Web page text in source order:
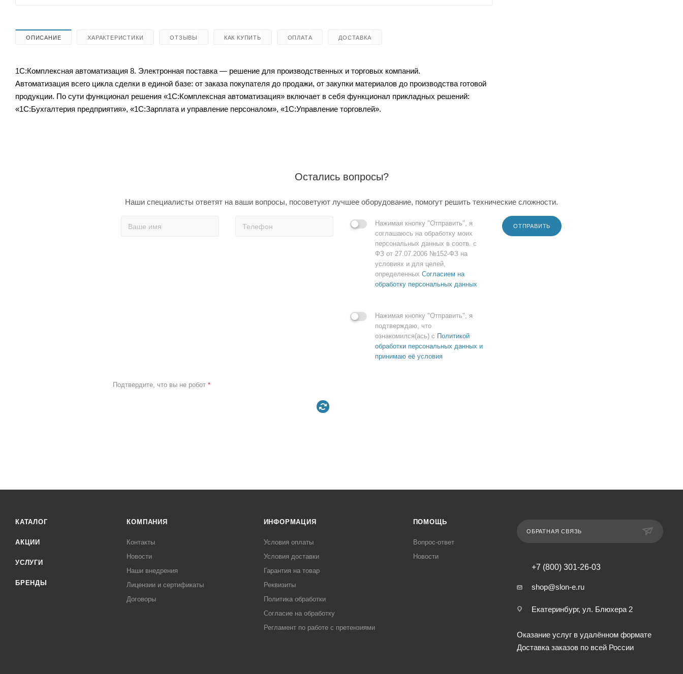
ОПИСАНИЕ ХАРАКТЕРИСТИКИ ОТЗЫВЫ КАК КУПИТЬ ОПЛАТА ДОСТАВКА
1С:Комплексная автоматизация 8. Электронная поставка — решение для производственных и торговых компаний.
Автоматизация всего цикла сделки в единой базе: от заказа покупателя до продажи, от закупки материалов до производства готовой
продукции. По сути функционал решения «1С:Комплексная автоматизация» включает в себя функционал прикладных решений:
«1С:Бухгалтерия предприятия», «1С:Зарплата и управление персоналом», «1С:Управление торговлей».
Остались вопросы?
Наши специалисты ответят на ваши вопросы, посоветуют лучшее оборудование, помогут решить технические сложности.
Нажимая кнопку "Отправить", я
соглашаюсь на обработку моих
персональных данных в соотв. с
ФЗ от 27.07.2006 №152-ФЗ на
условиях и для целей,
определенных Согласием на
обработку персональных данных
Нажимая кнопку "Отправить", я
подтверждаю, что
ознакомился(ась) с Политикой
обработки персональных данных и
принимаю её условия
ОТПРАВИТЬ
Подтвердите, что вы не робот *
КАТАЛОГ
АКЦИИ
УСЛУГИ
БРЕНДЫ
КОМПАНИЯ
Контакты
Новости
Наши внедрения
Лицензии и сертификаты
Договоры
ИНФОРМАЦИЯ
Условия оплаты
Условия доставки
Гарантия на товар
Реквизиты
Политика обработки
Согласие на обработку
Регламент по работе с претензиями
ПОМОЩЬ
Вопрос-ответ
Новости
ОБРАТНАЯ СВЯЗЬ
+7 (800) 301-26-03
shop@slon-e.ru
Екатеринбург, ул. Блюхера 2
Оказание услуг в удалённом формате
Доставка заказов по всей России